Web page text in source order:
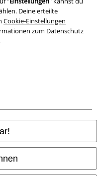
Deine erteilte
Cookie-Einstellungen
zum Datenschutz
.